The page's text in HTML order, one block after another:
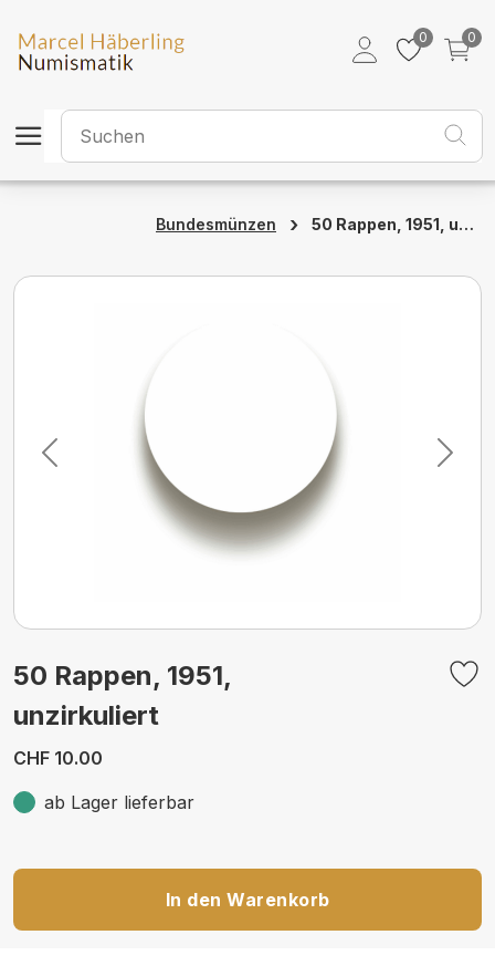
0
0
Bundesmünzen › 50 Rappen, 1951, unzirkuliert
Previous Next
50 Rappen, 1951,
unzirkuliert
CHF 10.00
ab Lager lieferbar
In den Warenkorb